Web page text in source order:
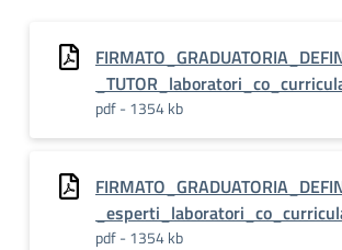
pdf - 1354 kb
pdf - 1354 kb